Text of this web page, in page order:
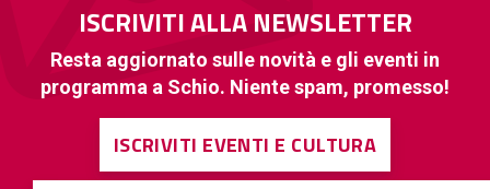
ISCRIVITI ALLA NEWSLETTER
Resta aggiornato sulle novità e gli eventi in
programma a Schio. Niente spam, promesso!
ISCRIVITI EVENTI E CULTURA